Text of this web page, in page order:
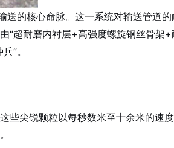
送的核心命脉。这一系统对输送管道
超耐磨内衬层+高强度螺旋钢丝骨架+
”。
些尖锐颗粒以每秒数米至十余米的速